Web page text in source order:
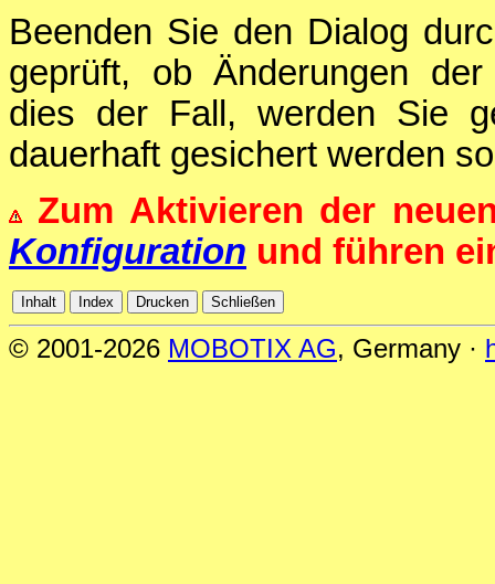
Beenden Sie den Dialog
geprüft, ob Änderungen
dies der Fall, werden Sie
dauerhaft gesichert werden
Zum Aktivieren der
Konfiguration und führen
© 2001-2026 MOBOTIX AG, Germany ·